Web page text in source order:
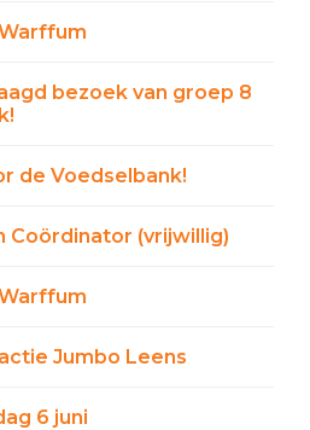
bezoek van groep 8
de Voedselbank!
Coördinator (vrijwillig)
Jumbo Leens
6 juni